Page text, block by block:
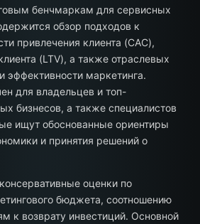
бенчмаркам для сервисных
обзор подходов к
привлечения клиента (CAC),
(LTV), а также отраслевых
эффективности маркетинга.
для владельцев и топ-
бизнесов, а также специалистов
ищут обоснованные ориентиры
и принятия решений о
оценки по
бюджета, соотношению
к возврату инвестиций. Основной